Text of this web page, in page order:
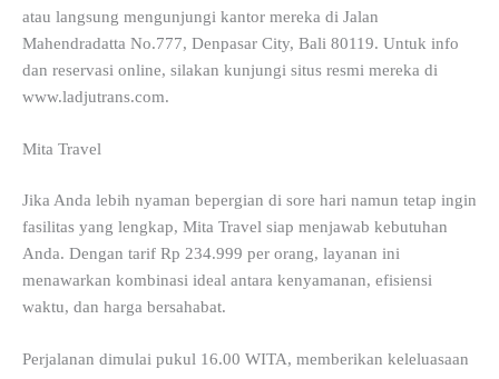
atau langsung mengunjungi kantor mereka di Jalan
Mahendradatta No.777, Denpasar City, Bali 80119. Untuk info
dan reservasi online, silakan kunjungi situs resmi mereka di
www.ladjutrans.com.
Mita Travel
Jika Anda lebih nyaman bepergian di sore hari namun tetap ingin
fasilitas yang lengkap, Mita Travel siap menjawab kebutuhan
Anda. Dengan tarif Rp 234.999 per orang, layanan ini
menawarkan kombinasi ideal antara kenyamanan, efisiensi
waktu, dan harga bersahabat.
Perjalanan dimulai pukul 16.00 WITA, memberikan keleluasaan